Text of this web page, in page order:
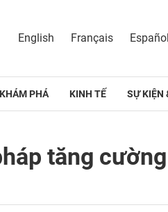
English Français Español
KHÁM PHÁ KINH TẾ SỰ KIỆN
tăng